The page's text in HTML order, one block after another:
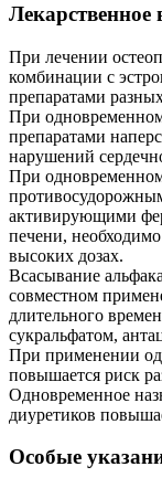
Лекарственное
При лечении
комбинации с
препаратами
При
препаратами
нарушений
При
активирующими
печени,
высоких дозах.
Всасывание
совместном
длительного
сукральфатом,
При применении
повышается риск
Одновременное
диуретиков
Особые